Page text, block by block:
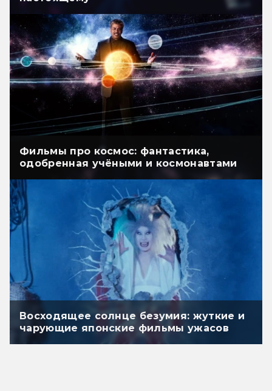
Фильмы про космос: фантастика,
одобренная учёными и космонавтами
Восходящее солнце безумия: жуткие и
чарующие японские фильмы ужасов